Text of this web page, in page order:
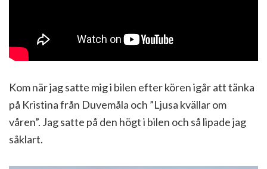
Kom när jag satte mig i bilen efter kören igår att tänka
på Kristina från Duvemåla och ”Ljusa kvällar om
våren”. Jag satte på den högt i bilen och så lipade jag
såklart.